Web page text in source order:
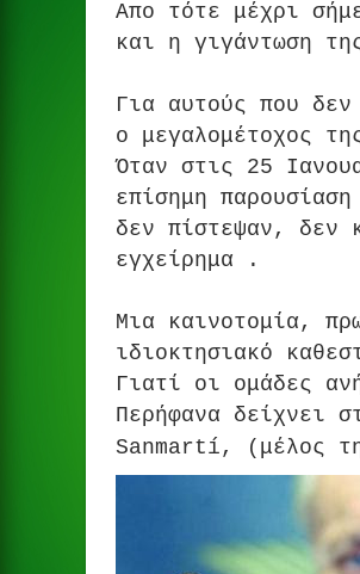
Απο τότε μέχρι
και η γιγάντωση
Για αυτούς που
ο μεγαλομέτοχος
Όταν στις 25
επίσημη
δεν πίστεψαν, δεν
εγχείρημα .
Μια καινοτομία,
ιδιοκτησιακό
Γιατί οι ομάδες
Περήφανα δείχνει
Sanmartí, (μέλος